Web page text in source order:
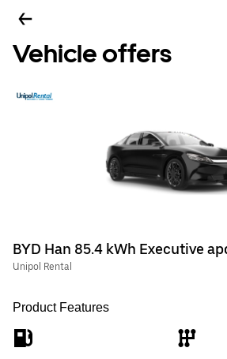
Vehicle offers
BYD Han 85.4 kWh Executive
Unipol Rental
Product Features